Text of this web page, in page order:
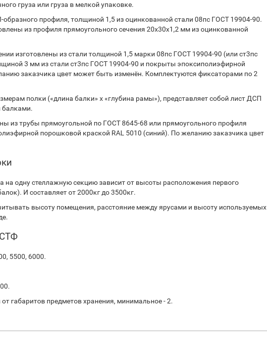
груза или груза в мелкой упаковке.
профиля, толщиной 1,5 из оцинкованной стали 08пс ГОСТ 19904-90.
из профиля прямоугольного сечения 20х30х1,2 мм из оцинкованной
изготовлены из стали толщиной 1,5 марки 08пс ГОСТ 19904-90 (или ст3пс
3 мм из стали ст3пс ГОСТ 19904-90 и покрыты эпоксиполиэфирной
заказчика цвет может быть изменён. Комплектуются фиксаторами по 2
полки («длина балки» х «глубина рамы»), представляет собой лист ДСП
балками.
из трубы прямоугольной по ГОСТ 8645-68 или прямоугольного профиля
порошковой краской RAL 5010 (синий). По желанию заказчика цвет
одну стеллажную секцию зависит от высоты расположения первого
И составляет от 2000кг до 3500кг.
высоту помещения, расстояние между ярусами и высоту используемых
5500, 6000.
габаритов предметов хранения, минимальное - 2.